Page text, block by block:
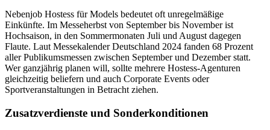
Nebenjob Hostess für Models bedeutet oft unregelmäßige
Einkünfte. Im Messeherbst von September bis November ist
Hochsaison, in den Sommermonaten Juli und August dagegen
Flaute. Laut Messekalender Deutschland 2024 fanden 68 Prozent
aller Publikumsmessen zwischen September und Dezember statt.
Wer ganzjährig planen will, sollte mehrere Hostess-Agenturen
gleichzeitig beliefern und auch Corporate Events oder
Sportveranstaltungen in Betracht ziehen.
Zusatzverdienste und Sonderkonditionen